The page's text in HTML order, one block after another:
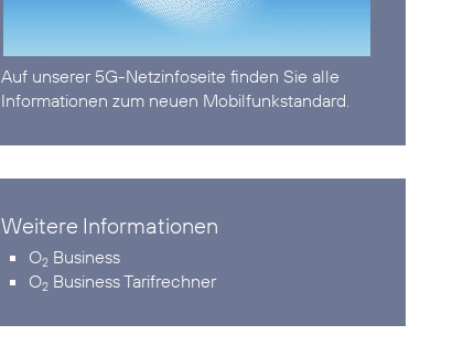
Auf unserer 5G-Netzinfoseite finden Sie alle
Informationen zum neuen Mobilfunkstandard.
Weitere Informationen
O2 Business
O2 Business Tarifrechner